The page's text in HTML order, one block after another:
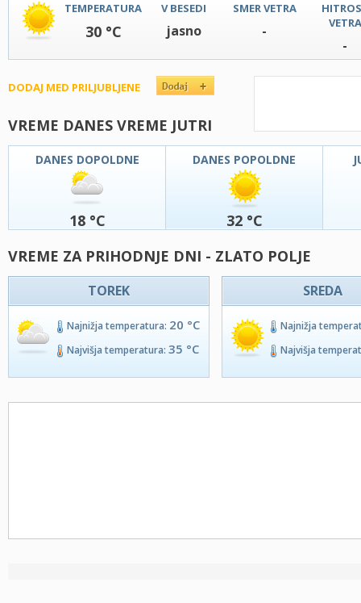
TEMPERATURA
30 °C
V BESEDI
jasno
SMER VETRA
-
VETRA
-
DODAJ MED PRILJUBLJENE
VREME DANES VREME JUTRI
DANES DOPOLDNE
18 °C
DANES POPOLDNE
32 °C
VREME ZA PRIHODNJE DNI - ZLATO POLJE
TOREK
Najnižja temperatura: 20 °C
Najvišja temperatura: 35 °C
SREDA
Najnižja
Najvišja